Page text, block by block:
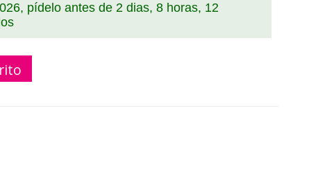
pídelo antes de 2 dias, 8 horas, 12